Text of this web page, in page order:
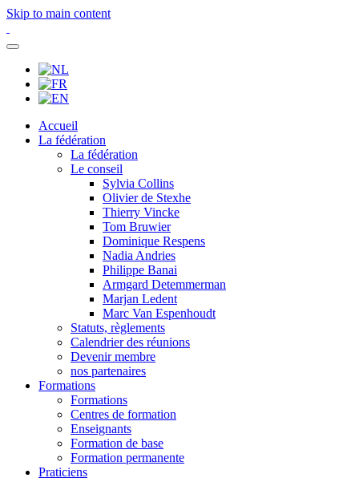
Skip to main content
Accueil
La fédération
La fédération
Le conseil
Sylvia Collins
Olivier de Stexhe
Thierry Vincke
Tom Bruwier
Dominique Respens
Nadia Andries
Philippe Banai
Armgard Detemmerman
Marjan Ledent
Marc Van Espenhoudt
Statuts, règlements
Calendrier des réunions
Devenir membre
nos partenaires
Formations
Formations
Centres de formation
Enseignants
Formation de base
Formation permanente
Praticiens